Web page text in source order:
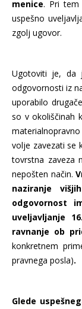
menice. Pri tem
uspešno
zgolj ugovor.
Ugotoviti je, da
odgovornosti iz
uporabilo
so v okoliščinah
volje zavezati se
tovrstna zaveza
nepošten način.
naziranje
odgovornost
uveljavljanje
ravnanje ob
konkretnem
pravnega posla).
Glede